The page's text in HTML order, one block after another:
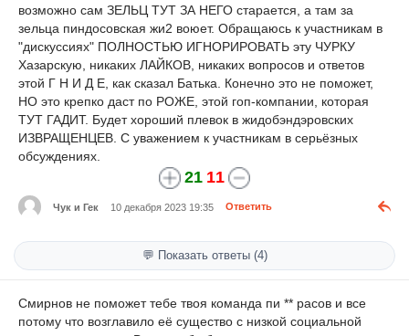
возможно сам ЗЕЛЬЦ ТУТ ЗА НЕГО старается, а там за
зельца пиндосовская жи2 воюет. Обращаюсь к участникам в
"дискуссиях" ПОЛНОСТЬЮ ИГНОРИРОВАТЬ эту ЧУРКУ
Хазарскую, никаких ЛАЙКОВ, никаких вопросов и ответов
этой Г Н И Д Е, как сказал Батька. Конечно это не поможет,
НО это крепко даст по РОЖЕ, этой гоп-компании, которая
ТУТ ГАДИТ. Будет хороший плевок в жидобэндэровских
ИЗВРАЩЕНЦЕВ. С уважением к участникам в серьёзных
обсуждениях.
21 11
Чук и Гек 10 декабря 2023 19:35 Ответить
💬 Показать ответы (4)
Смирнов не поможет тебе твоя команда пи ** расов и все
потому что возглавило её существо с низкой социальной